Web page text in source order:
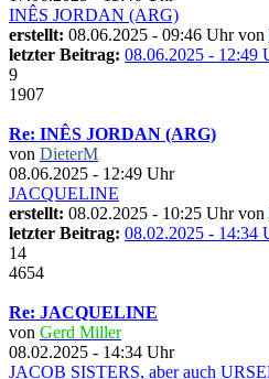
INÊS JORDAN (ARG)
erstellt: 08.06.2025 - 09:46 Uhr von
letzter Beitrag: 08.06.2025 - 12:49
9
1907
Re: INÊS JORDAN (ARG)
von DieterM
08.06.2025 - 12:49 Uhr
JACQUELINE
erstellt: 08.02.2025 - 10:25 Uhr von
letzter Beitrag: 08.02.2025 - 14:34
14
4654
Re: JACQUELINE
von Gerd Miller
08.02.2025 - 14:34 Uhr
JACOB SISTERS, aber auch